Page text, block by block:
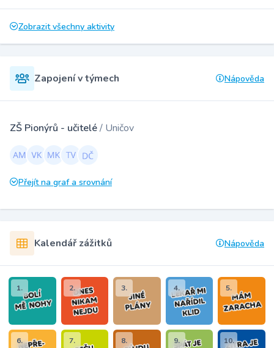
Zobrazit všechny aktivity
Zapojení v týmech Nápověda
ZŠ Pionýrů - učitelé/ Uničov
Přejít na graf a srovnání
Kalendář zážitků Nápověda
1. 2. 3. 4. 5.
6. 7. 8. 9. 10.